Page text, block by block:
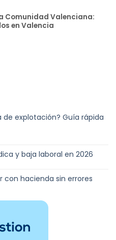
Comunidad Valenciana:
en Valencia
explotación? Guía rápida
y baja laboral en 2026
con hacienda sin errores